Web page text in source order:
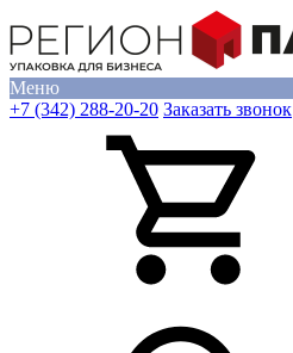
Меню
+7 (342) 288-20-20 Заказать звонок